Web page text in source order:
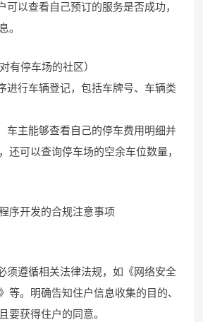
可以查看自己预订的服务是否成功，
。
有停车场的社区）
进行车辆登记，包括车牌号、车辆类
车主能够查看自己的停车费用明细并
还可以查询停车场的空余车位数量，
序开发的合规注意事项
须遵循相关法律法规，如《网络安全
等。明确告知住户信息收集的目的、
要获得住户的同意。